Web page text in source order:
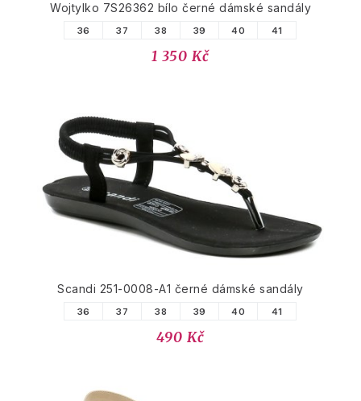
Wojtylko 7S26362 bílo černé dámské sandály
36 37 38 39 40 41
1 350 Kč
Scandi 251-0008-A1 černé dámské sandály
36 37 38 39 40 41
490 Kč